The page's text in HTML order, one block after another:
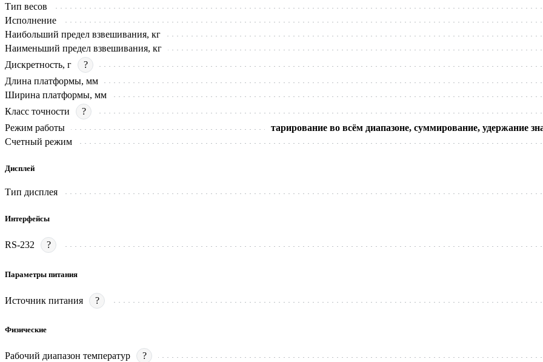
Тип весов
Исполнение
Наибольший предел взвешивания, кг
Наименьший предел взвешивания, кг
Дискретность, г
?
Длина платформы, мм
Ширина платформы, мм
Класс точности
?
Режим работы
тарирование во всём диапазоне, суммирование, удержание
Счетный режим
Дисплей
Тип дисплея
Интерфейсы
RS-232 ?
Параметры питания
Источник питания ?
Физические
Рабочий диапазон температур
?